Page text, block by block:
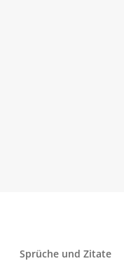
Sprüche und Zitate